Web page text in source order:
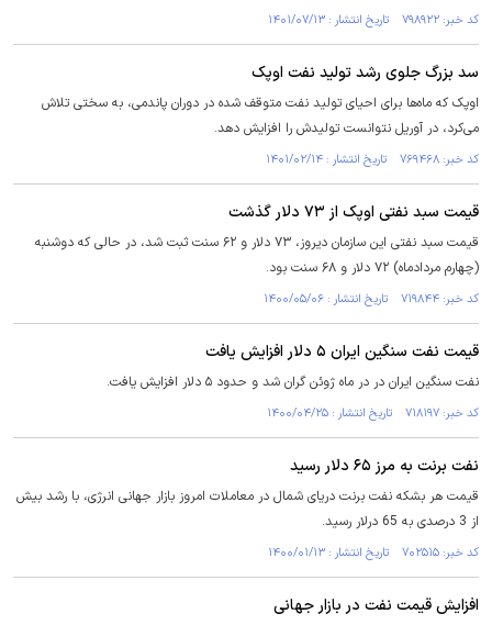
کد خبر: ۷۹۸۹۲۲ تاریخ انتشار : ۱۴۰۱/۰۷/۱۳
سد بزرگ جلوی رشد تولید نفت اوپک
اوپک که ماه‌ها برای احیای تولید نفت متوقف شده در دوران پاندمی، به سختی تلاش
می‌کرد، در آوریل نتوانست تولیدش را افزایش دهد.
کد خبر: ۷۶۹۴۶۸ تاریخ انتشار : ۱۴۰۱/۰۲/۱۴
قیمت سبد نفتی اوپک از ۷۳ دلار گذشت
قیمت سبد نفتی این سازمان دیروز، ۷۳ دلار و ۶۲ سنت ثبت شد، در حالی که دوشنبه
(چهارم مردادماه) ۷۲ دلار و ۶۸ سنت بود.
کد خبر: ۷۱۹۸۴۴ تاریخ انتشار : ۱۴۰۰/۰۵/۰۶
قیمت نفت سنگین ایران ۵ دلار افزایش یافت
نفت سنگین ایران در در ماه ژوئن گران شد و حدود ۵ دلار افزایش یافت.
کد خبر: ۷۱۸۱۹۷ تاریخ انتشار : ۱۴۰۰/۰۴/۲۵
نفت برنت به مرز ۶۵ دلار رسید
قیمت هر بشکه نفت برنت دریای شمال در معاملات امروز بازار جهانی انرژی، با رشد بیش
از 3 درصدی به 65 درلار رسید.
کد خبر: ۷۰۲۵۱۵ تاریخ انتشار : ۱۴۰۰/۰۱/۱۳
افزایش قیمت نفت در بازار جهانی